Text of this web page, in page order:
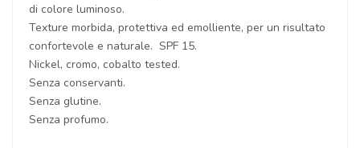
di colore luminoso.
Texture morbida, protettiva ed emolliente, per un risultato
confortevole e naturale. SPF 15.
Nickel, cromo, cobalto tested.
Senza conservanti.
Senza glutine.
Senza profumo.